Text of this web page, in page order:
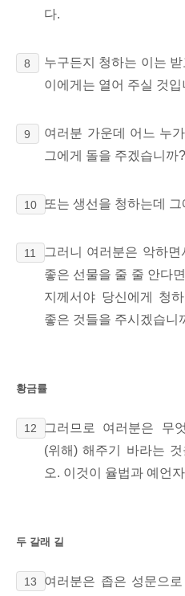
다.
8
누구든지 청하는 이는
이에게는 열어 주실 것입
9
여러분 가운데 어느 누
그에게 돌을 주겠습니까?
10 또는 생선을 청하는데
11
그러니 여러분은 악하
좋은 선물을 줄 줄 안다
지께서야 당신에게 청
좋은 것들을 주시겠습니
황금률
12
그러므로 여러분은 무
(위해) 해주기 바라는
오. 이것이 율법과 예언
두 갈래 길
13 여러분은 좁은 성문으